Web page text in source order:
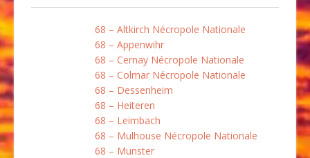
68 – Altkirch Nécropole Nationale
68 – Appenwihr
68 – Cernay Nécropole Nationale
68 – Colmar Nécropole Nationale
68 – Dessenheim
68 – Heiteren
68 – Leimbach
68 – Mulhouse Nécropole Nationale
68 – Munster